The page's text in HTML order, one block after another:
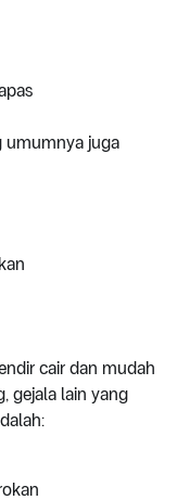
umumnya juga
cair dan mudah
gejala lain yang